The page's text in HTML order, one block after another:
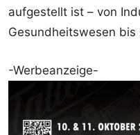
aufgestellt ist – von
Gesundheitswesen
-Werbeanzeige-